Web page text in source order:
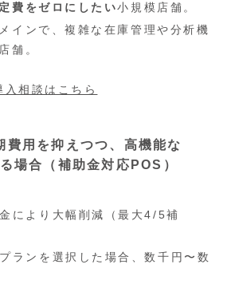
費をゼロにしたい小規模店舗。
インで、複雑な在庫管理や分析機
舗。
相談はこちら
費用を抑えつつ、高機能な
場合（補助金対応POS）
により大幅削減（最大4/5補
ランを選択した場合、数千円〜数